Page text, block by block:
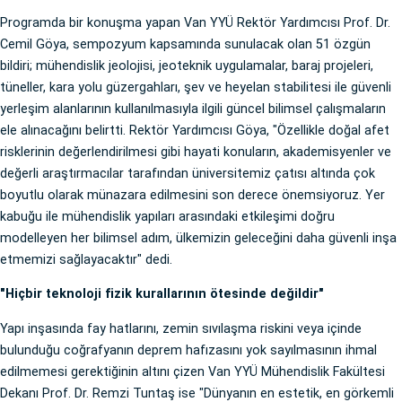
Programda bir konuşma yapan Van YYÜ Rektör Yardımcısı Prof. Dr.
Cemil Göya, sempozyum kapsamında sunulacak olan 51 özgün
bildiri; mühendislik jeolojisi, jeoteknik uygulamalar, baraj projeleri,
tüneller, kara yolu güzergahları, şev ve heyelan stabilitesi ile güvenli
yerleşim alanlarının kullanılmasıyla ilgili güncel bilimsel çalışmaların
ele alınacağını belirtti. Rektör Yardımcısı Göya, "Özellikle doğal afet
risklerinin değerlendirilmesi gibi hayati konuların, akademisyenler ve
değerli araştırmacılar tarafından üniversitemiz çatısı altında çok
boyutlu olarak münazara edilmesini son derece önemsiyoruz. Yer
kabuğu ile mühendislik yapıları arasındaki etkileşimi doğru
modelleyen her bilimsel adım, ülkemizin geleceğini daha güvenli inşa
etmemizi sağlayacaktır" dedi.
"Hiçbir teknoloji fizik kurallarının ötesinde değildir"
Yapı inşasında fay hatlarını, zemin sıvılaşma riskini veya içinde
bulunduğu coğrafyanın deprem hafızasını yok sayılmasının ihmal
edilmemesi gerektiğinin altını çizen Van YYÜ Mühendislik Fakültesi
Dekanı Prof. Dr. Remzi Tuntaş ise "Dünyanın en estetik, en görkemli